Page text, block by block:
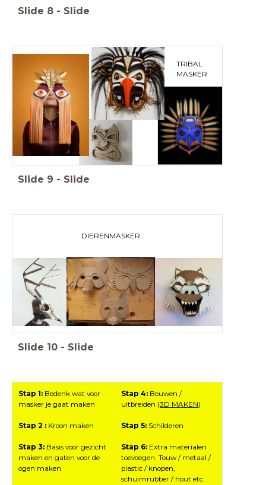
Slide 8 - Slide
TRIBAL
MASKER
Slide 9 - Slide
DIERENMASKER
Slide 10 - Slide
Stap 1: Bedenk wat voor
masker je gaat maken
Stap 2 : Kroon maken
Stap 3: Basis voor gezicht
maken en gaten voor de
ogen maken
Stap 4: Bouwen /
uitbreiden (3D MAKEN)
Stap 5: Schilderen
Stap 6: Extra materialen
toevoegen. Touw / metaal /
plastic / knopen,
schuimrubber / hout etc.